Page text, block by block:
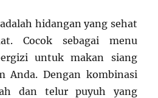
hidangan yang sehat
Cocok sebagai menu
untuk makan siang
Anda. Dengan kombinasi
dan telur puyuh yang